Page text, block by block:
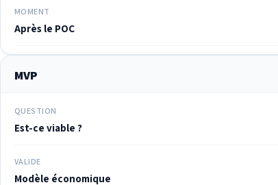
MOMENT
Après le POC
MVP
QUESTION
Est-ce viable ?
VALIDE
Modèle économique